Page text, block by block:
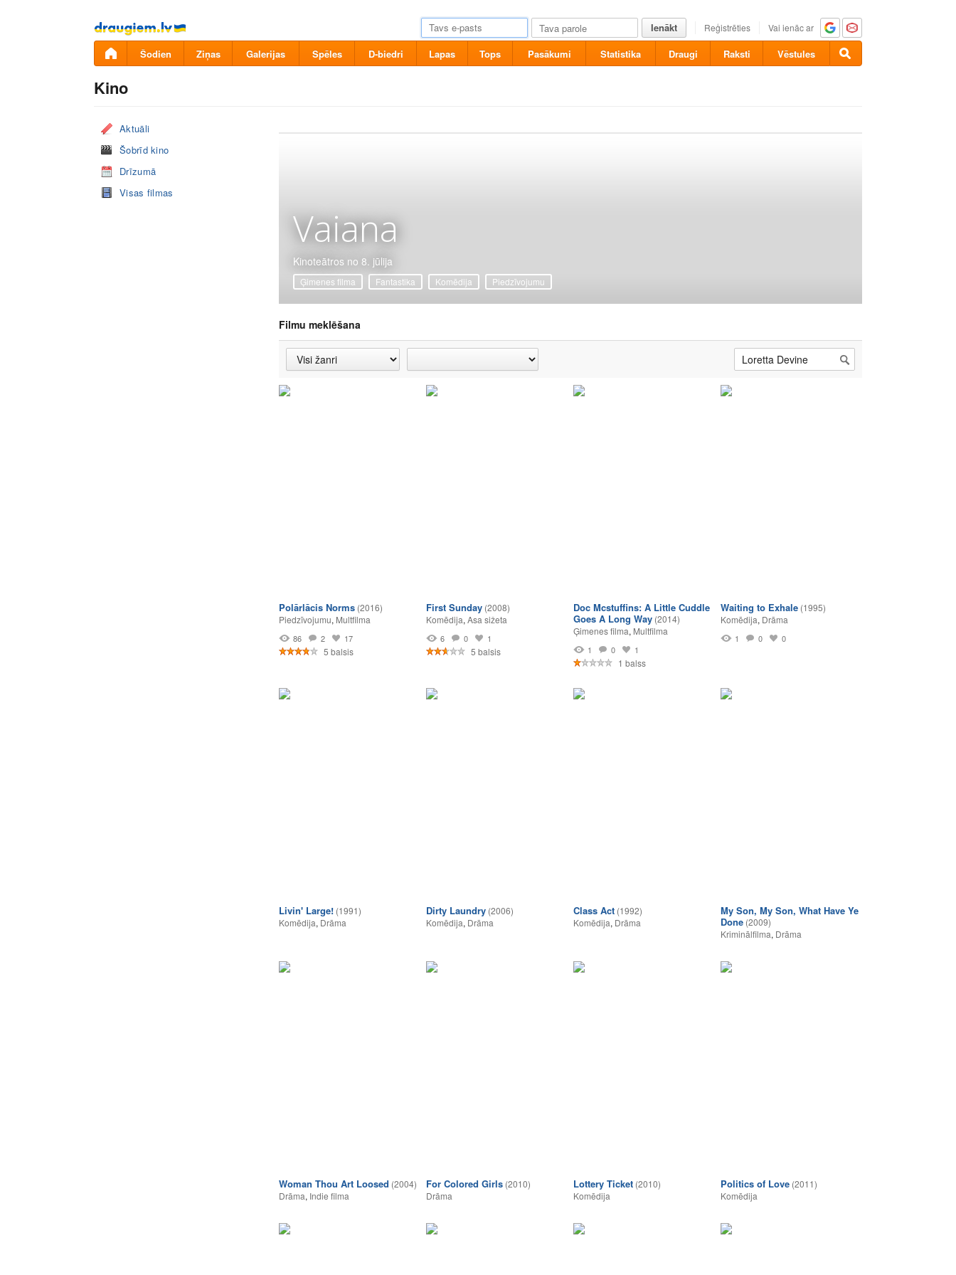
Pāriet
uz
saturu
Ienākt Reģistrēties Vai ienāc ar
Šodien Ziņas Galerijas Spēles D-biedri Lapas Tops Pasākumi Statistika Draugi Raksti Vēstules
Kino
Aktuāli
Šobrīd kino
Drīzumā
Visas filmas
Vaiana
Kinoteātros no 8. jūlija
Ģimenes filma Fantastika Komēdija Piedzīvojumu
Filmu meklēšana
Polārlācis Norms (2016)
Piedzīvojumu, Multfilma
86 2 17
5 balsis
First Sunday (2008)
Komēdija, Asa sižeta
6 0 1
5 balsis
Doc Mcstuffins: A Little Cuddle
Goes A Long Way (2014)
Ģimenes filma, Multfilma
1 0 1
1 balss
Waiting to Exhale (1995)
Komēdija, Drāma
1 0 0
Livin' Large! (1991)
Komēdija, Drāma
Dirty Laundry (2006)
Komēdija, Drāma
Class Act (1992)
Komēdija, Drāma
My Son, My Son, What Have Ye
Done (2009)
Kriminālfilma, Drāma
Woman Thou Art Loosed (2004)
Drāma, Indie filma
For Colored Girls (2010)
Drāma
Lottery Ticket (2010)
Komēdija
Politics of Love (2011)
Komēdija